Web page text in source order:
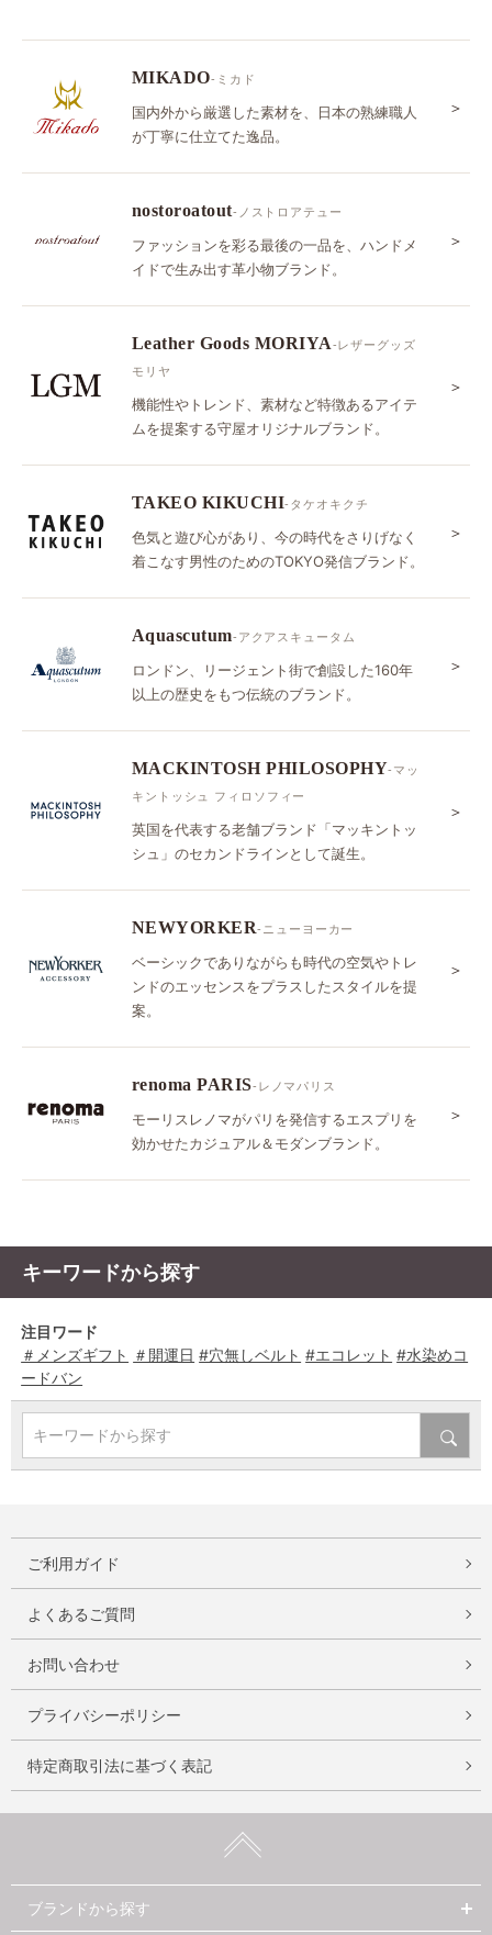
MIKADO-ミカド
国内外から厳選した素材を、日本の熟練職人
が丁寧に仕立てた逸品。
＞
nostoroatout-ノストロアテュー
ファッションを彩る最後の一品を、ハンドメ
イドで生み出す革小物ブランド。
＞
Leather Goods MORIYA-レザーグッズ
モリヤ
機能性やトレンド、素材など特徴あるアイテ
ムを提案する守屋オリジナルブランド。
＞
TAKEO KIKUCHI-タケオキクチ
色気と遊び心があり、今の時代をさりげなく
着こなす男性のためのTOKYO発信ブランド。
＞
Aquascutum-アクアスキュータム
ロンドン、リージェント街で創設した160年
以上の歴史をもつ伝統のブランド。
＞
MACKINTOSH PHILOSOPHY-マッ
キントッシュ フィロソフィー
英国を代表する老舗ブランド「マッキントッ
シュ」のセカンドラインとして誕生。
＞
NEWYORKER-ニューヨーカー
ベーシックでありながらも時代の空気やトレ
ンドのエッセンスをプラスしたスタイルを提
案。
＞
renoma PARIS-レノマパリス
モーリスレノマがパリを発信するエスプリを
効かせたカジュアル＆モダンブランド。
＞
キーワードから探す
注目ワード
＃メンズギフト ＃開運日 #穴無しベルト #エコレット #水染めコ
ードバン
キーワードから探す
ご利用ガイド
よくあるご質問
お問い合わせ
プライバシーポリシー
特定商取引法に基づく表記
ブランドから探す